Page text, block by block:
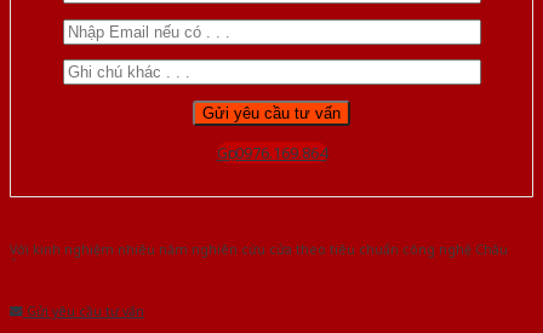
Gọi 0976.169.864
Với kinh nghiệm nhiêu năm nghiên cứu cửa theo tiêu chuẩn công nghệ Châu
Âu.Chúng tôi tự tin là nhà sản xuất & cung cấp hàng đầu tại Việt Nam!
Gửi yêu cầu tư vấn